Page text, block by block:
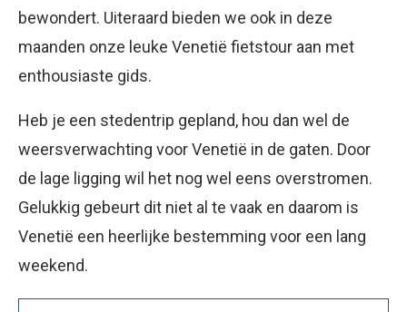
bewondert. Uiteraard bieden we ook in deze
maanden onze leuke Venetië fietstour aan met
enthousiaste gids.
Heb je een stedentrip gepland, hou dan wel de
weersverwachting voor Venetië in de gaten. Door
de lage ligging wil het nog wel eens overstromen.
Gelukkig gebeurt dit niet al te vaak en daarom is
Venetië een heerlijke bestemming voor een lang
weekend.